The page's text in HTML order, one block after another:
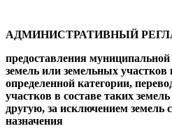
АДМИНИСТРАТИВНЫЙ
предоставления
земель или земельных участков
определенной категории,
участков в составе таких
другую, за исключением земель
назначения